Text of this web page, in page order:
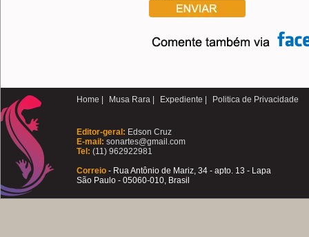
Home | Musa Rara | Expediente | Politica de Privacidade
Editor-geral: Edson Cruz
E-mail: sonartes@gmail.com
Tel: (11) 962922981
Correio - Rua Antônio de Mariz, 34 - apto. 13 - Lapa
São Paulo - 05060-010, Brasil